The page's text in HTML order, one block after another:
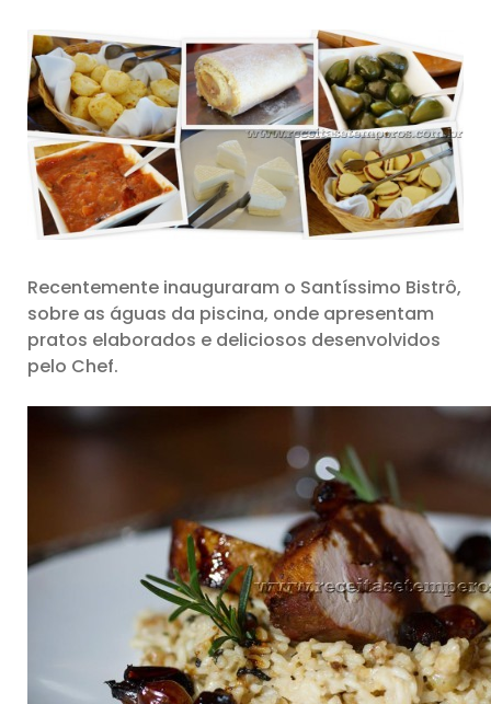
Recentemente inauguraram o Santíssimo Bistrô,
sobre as águas da piscina, onde apresentam
pratos elaborados e deliciosos desenvolvidos
pelo Chef.